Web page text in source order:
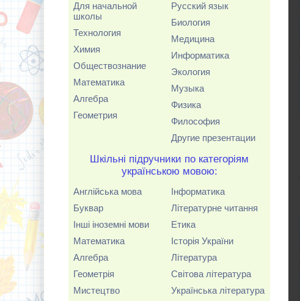
Для начальной
школы
Технология
Химия
Обществознание
Математика
Алгебра
Геометрия
Русский язык
Биология
Медицина
Информатика
Экология
Музыка
Физика
Философия
Другие презентации
Шкільні підручники по категоріям
українською мовою:
Англійська мова
Буквар
Інші іноземні мови
Математика
Алгебра
Геометрія
Мистецтво
Інформатика
Літературне читання
Етика
Історія України
Література
Світова література
Українська література